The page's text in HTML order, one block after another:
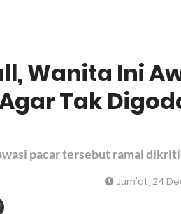
Wanita Ini
Tak
pacar tersebut ramai
Jum'at, 24